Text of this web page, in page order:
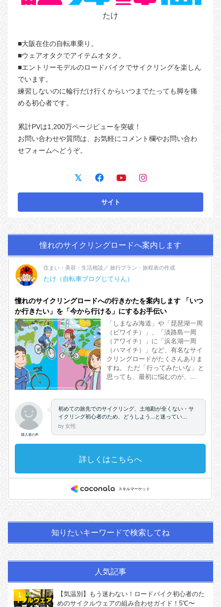
たけ
■大阪在住の自転車乗り。
■ウェアオタクでアイテムオタク。
■エントリーモデルのロードバイクでサイクリングを楽しん
でいます。
練習しないのに輪行だけ行くからいつまでたっても脚を痛
める初心者です。
累計PVは1,200万ページビューを突破！
お問い合わせや質問は、お気軽にコメント欄やお問い合わ
せフォームへどうぞ。
憧れのサイクリングロードへ案内します
知りたいキーワードで検索してね
人気記事
【気温別】もう迷わない！ロードバイク初心者のた
めのサイクルウェアの組み合わせガイド！5℃〜